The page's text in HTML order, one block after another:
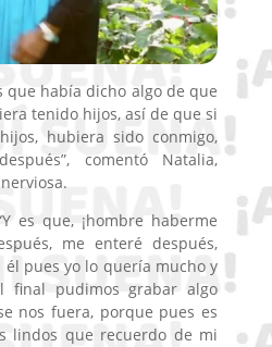
que había dicho algo de que
tenido hijos, así de que si
hubiera sido conmigo,
comentó Natalia,
es que, ¡hombre haberme
me enteré después,
él pues yo lo quería mucho y
final pudimos grabar algo
nos fuera, porque pues es
lindos que recuerdo de mi